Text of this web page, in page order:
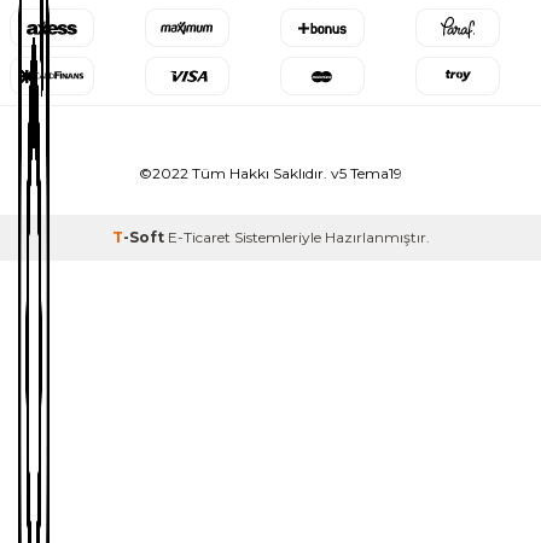
©2022 Tüm Hakkı Saklıdır. v5 Tema19
T-Soft E-Ticaret Sistemleriyle Hazırlanmıştır.